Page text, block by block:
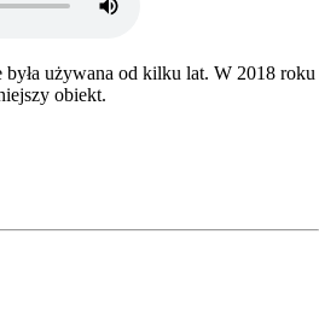
była używana od kilku lat. W 2018 roku
obiekt.